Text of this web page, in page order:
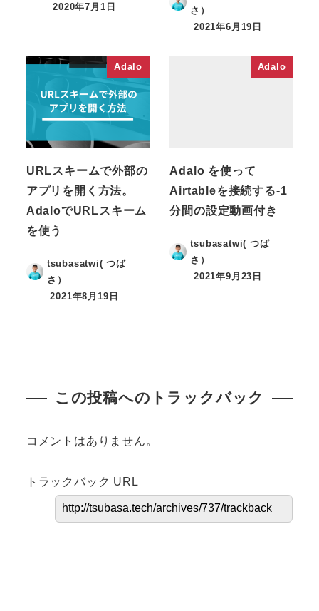
2020年7月1日
さ）
2021年6月19日
Adalo
URLスキームで外部の
アプリを開く方法。
AdaloでURLスキーム
を使う
tsubasatwi( つば
さ）
2021年8月19日
Adalo
Adalo を使って
Airtableを接続する-1
分間の設定動画付き
tsubasatwi( つば
さ）
2021年9月23日
この投稿へのトラックバック
コメントはありません。
トラックバック URL